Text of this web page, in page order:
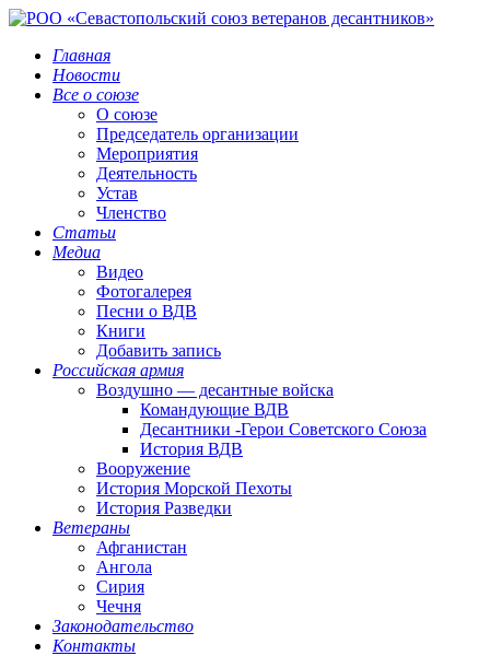
Главная
Новости
Все о союзе
О союзе
Председатель организации
Мероприятия
Деятельность
Устав
Членство
Статьи
Медиа
Видео
Фотогалерея
Песни о ВДВ
Книги
Добавить запись
Российская армия
Воздушно — десантные войска
Командующие ВДВ
Десантники -Герои Советского Союза
История ВДВ
Вооружение
История Морской Пехоты
История Разведки
Ветераны
Афганистан
Ангола
Сирия
Чечня
Законодательство
Контакты